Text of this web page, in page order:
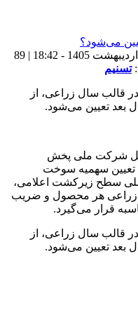
شناسه خبر : 62822 | تاریخ انتشار : 24 اردیبهشت 1405 - 18:42 | 89
:تسنیم
قالب سال زراعی، از
بعد تعیین می‌شود.
شرکت ملی پخش
تعیین سهمیه سوخت
سطح زیرکشت اعلامی،
زراعی هر محصول و ضریب
قرار می‌گیرد.
قالب سال زراعی، از
بعد تعیین می‌شود.